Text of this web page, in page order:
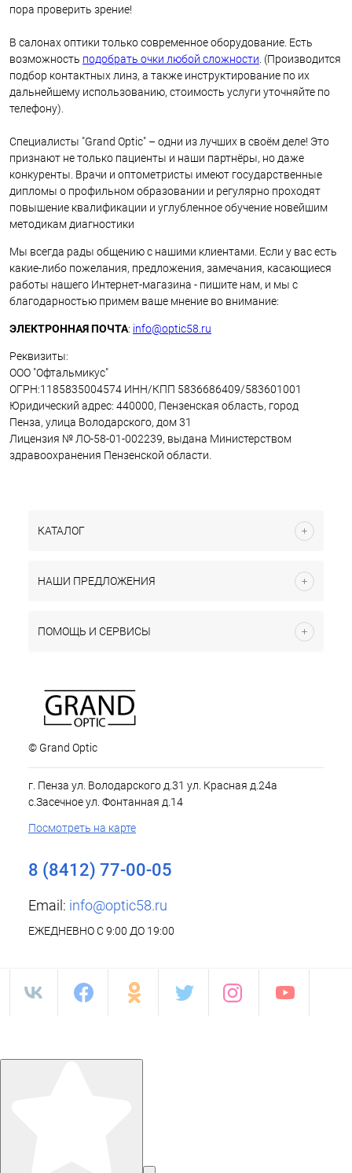
пора проверить зрение!
В салонах оптики только современное оборудование. Есть
возможность подобрать очки любой сложности . (Производится
подбор контактных линз, а также инструктирование по их
дальнейшему использованию, стоимость услуги уточняйте по
телефону).
Специалисты "Grand Optic" – одни из лучших в своём деле! Это
признают не только пациенты и наши партнёры, но даже
конкуренты. Врачи и оптометристы имеют государственные
дипломы о профильном образовании и регулярно проходят
повышение квалификации и углубленное обучение новейшим
методикам диагностики
Мы всегда рады общению с нашими клиентами. Если у вас есть
какие-либо пожелания, предложения, замечания, касающиеся
работы нашего Интернет-магазина - пишите нам, и мы с
благодарностью примем ваше мнение во внимание:
ЭЛЕКТРОННАЯ ПОЧТА: info@optic58.ru
Реквизиты:
ООО "Офтальмикус"
ОГРН:1185835004574 ИНН/КПП 5836686409/583601001
Юридический адрес: 440000, Пензенская область, город
Пенза, улица Володарского, дом 31
Лицензия № ЛО-58-01-002239, выдана Министерством
здравоохранения Пензенской области.
КАТАЛОГ
НАШИ ПРЕДЛОЖЕНИЯ
ПОМОЩЬ И СЕРВИСЫ
© Grand Optic
г. Пенза ул. Володарского д.31 ул. Красная д.24а
с.Засечное ул. Фонтанная д.14
Посмотреть на карте
8 (8412) 77-00-05
Email: info@optic58.ru
ЕЖЕДНЕВНО С 9:00 ДО 19:00